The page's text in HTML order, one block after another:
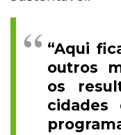
“Aqui
outros
os
cidades